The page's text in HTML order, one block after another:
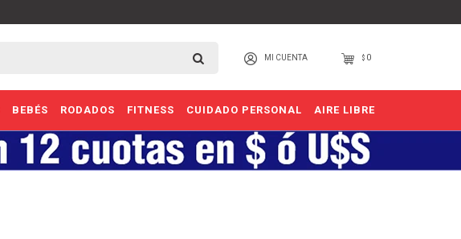
BEBÉS RODADOS FITNESS CUIDADO PERSONAL AIRE LIBRE
$ 0